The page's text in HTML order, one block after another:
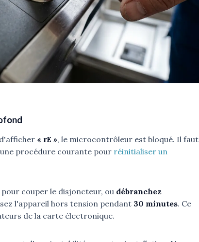
« rE », le microcontrôleur est bloqué. Il faut
procédure courante pour réinitialiser un
couper le disjoncteur, ou débranchez
l'appareil hors tension pendant 30 minutes. Ce
de la carte électronique.